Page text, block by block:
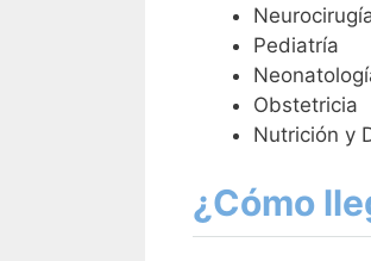
Pediatría
Obstetricia
Nutrición y
¿Cómo